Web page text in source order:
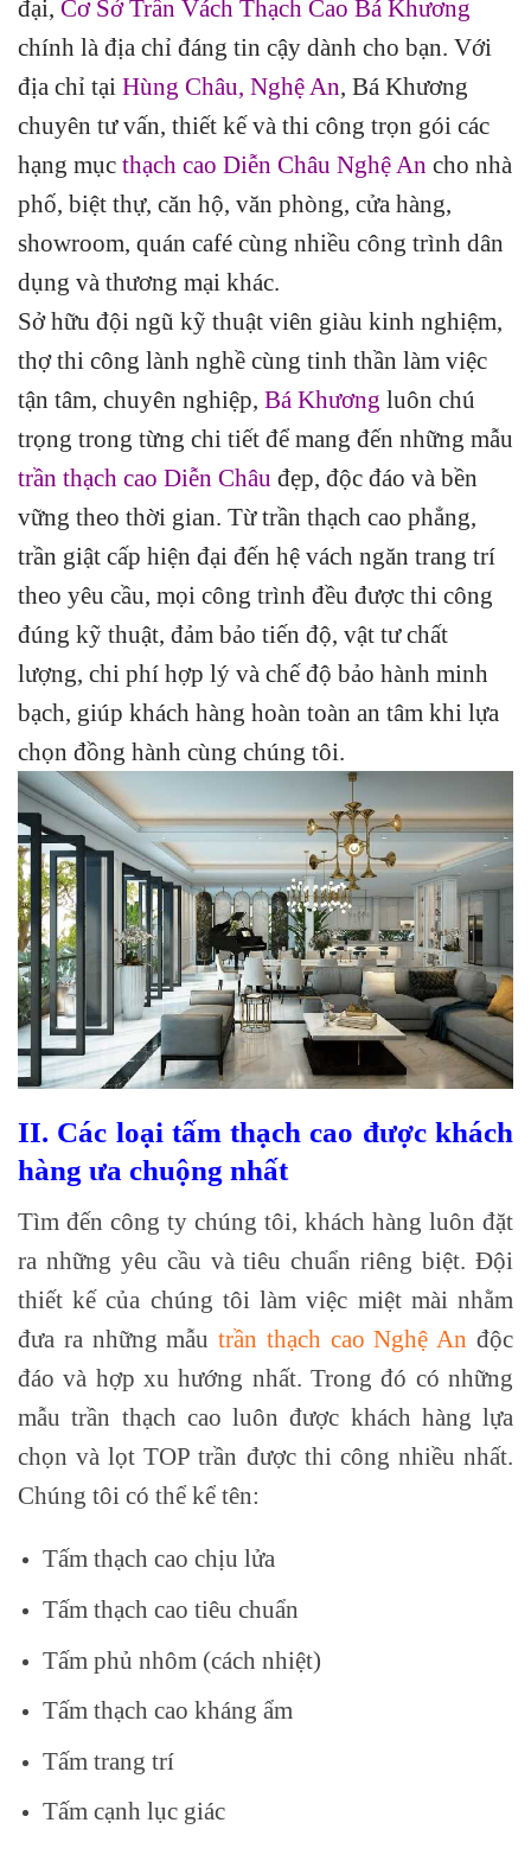
đại, Cơ Sở Trần Vách Thạch Cao Bá Khương
chính là địa chỉ đáng tin cậy dành cho bạn. Với
địa chỉ tại Hùng Châu, Nghệ An , Bá Khương
chuyên tư vấn, thiết kế và thi công trọn gói các
hạng mục thạch cao Diễn Châu Nghệ An cho nhà
phố, biệt thự, căn hộ, văn phòng, cửa hàng,
showroom, quán café cùng nhiều công trình dân
dụng và thương mại khác.
Sở hữu đội ngũ kỹ thuật viên giàu kinh nghiệm,
thợ thi công lành nghề cùng tinh thần làm việc
tận tâm, chuyên nghiệp, Bá Khương luôn chú
trọng trong từng chi tiết để mang đến những mẫu
trần thạch cao Diễn Châu đẹp, độc đáo và bền
vững theo thời gian. Từ trần thạch cao phẳng,
trần giật cấp hiện đại đến hệ vách ngăn trang trí
theo yêu cầu, mọi công trình đều được thi công
đúng kỹ thuật, đảm bảo tiến độ, vật tư chất
lượng, chi phí hợp lý và chế độ bảo hành minh
bạch, giúp khách hàng hoàn toàn an tâm khi lựa
chọn đồng hành cùng chúng tôi.
II. Các loại tấm thạch cao được khách
hàng ưa chuộng nhất
Tìm đến công ty chúng tôi, khách hàng luôn đặt
ra những yêu cầu và tiêu chuẩn riêng biệt. Đội
thiết kế của chúng tôi làm việc miệt mài nhằm
đưa ra những mẫutrần thạch cao Nghệ An độc
đáo và hợp xu hướng nhất. Trong đó có những
mẫu trần thạch cao luôn được khách hàng lựa
chọn và lọt TOP trần được thi công nhiều nhất.
Chúng tôi có thể kể tên:
Tấm thạch cao chịu lửa
Tấm thạch cao tiêu chuẩn
Tấm phủ nhôm (cách nhiệt)
Tấm thạch cao kháng ẩm
Tấm trang trí
Tấm cạnh lục giác